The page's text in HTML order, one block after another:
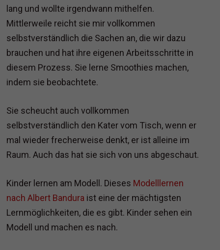
lang und wollte irgendwann mithelfen.
Mittlerweile reicht sie mir vollkommen
selbstverständlich die Sachen an, die wir dazu
brauchen und hat ihre eigenen Arbeitsschritte in
diesem Prozess. Sie lerne Smoothies machen,
indem sie beobachtete.
Sie scheucht auch vollkommen
selbstverständlich den Kater vom Tisch, wenn er
mal wieder frecherweise denkt, er ist alleine im
Raum. Auch das hat sie sich von uns abgeschaut.
Kinder lernen am Modell. Dieses Modelllernen
nach Albert Bandura ist eine der mächtigsten
Lernmöglichkeiten, die es gibt. Kinder sehen ein
Modell und machen es nach.